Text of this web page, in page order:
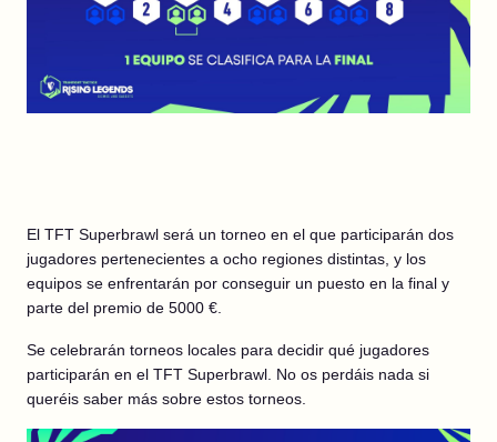
El TFT Superbrawl será un torneo en el que participarán dos
jugadores pertenecientes a ocho regiones distintas, y los
equipos se enfrentarán por conseguir un puesto en la final y
parte del premio de 5000 €.
Se celebrarán torneos locales para decidir qué jugadores
participarán en el TFT Superbrawl. No os perdáis nada si
queréis saber más sobre estos torneos.